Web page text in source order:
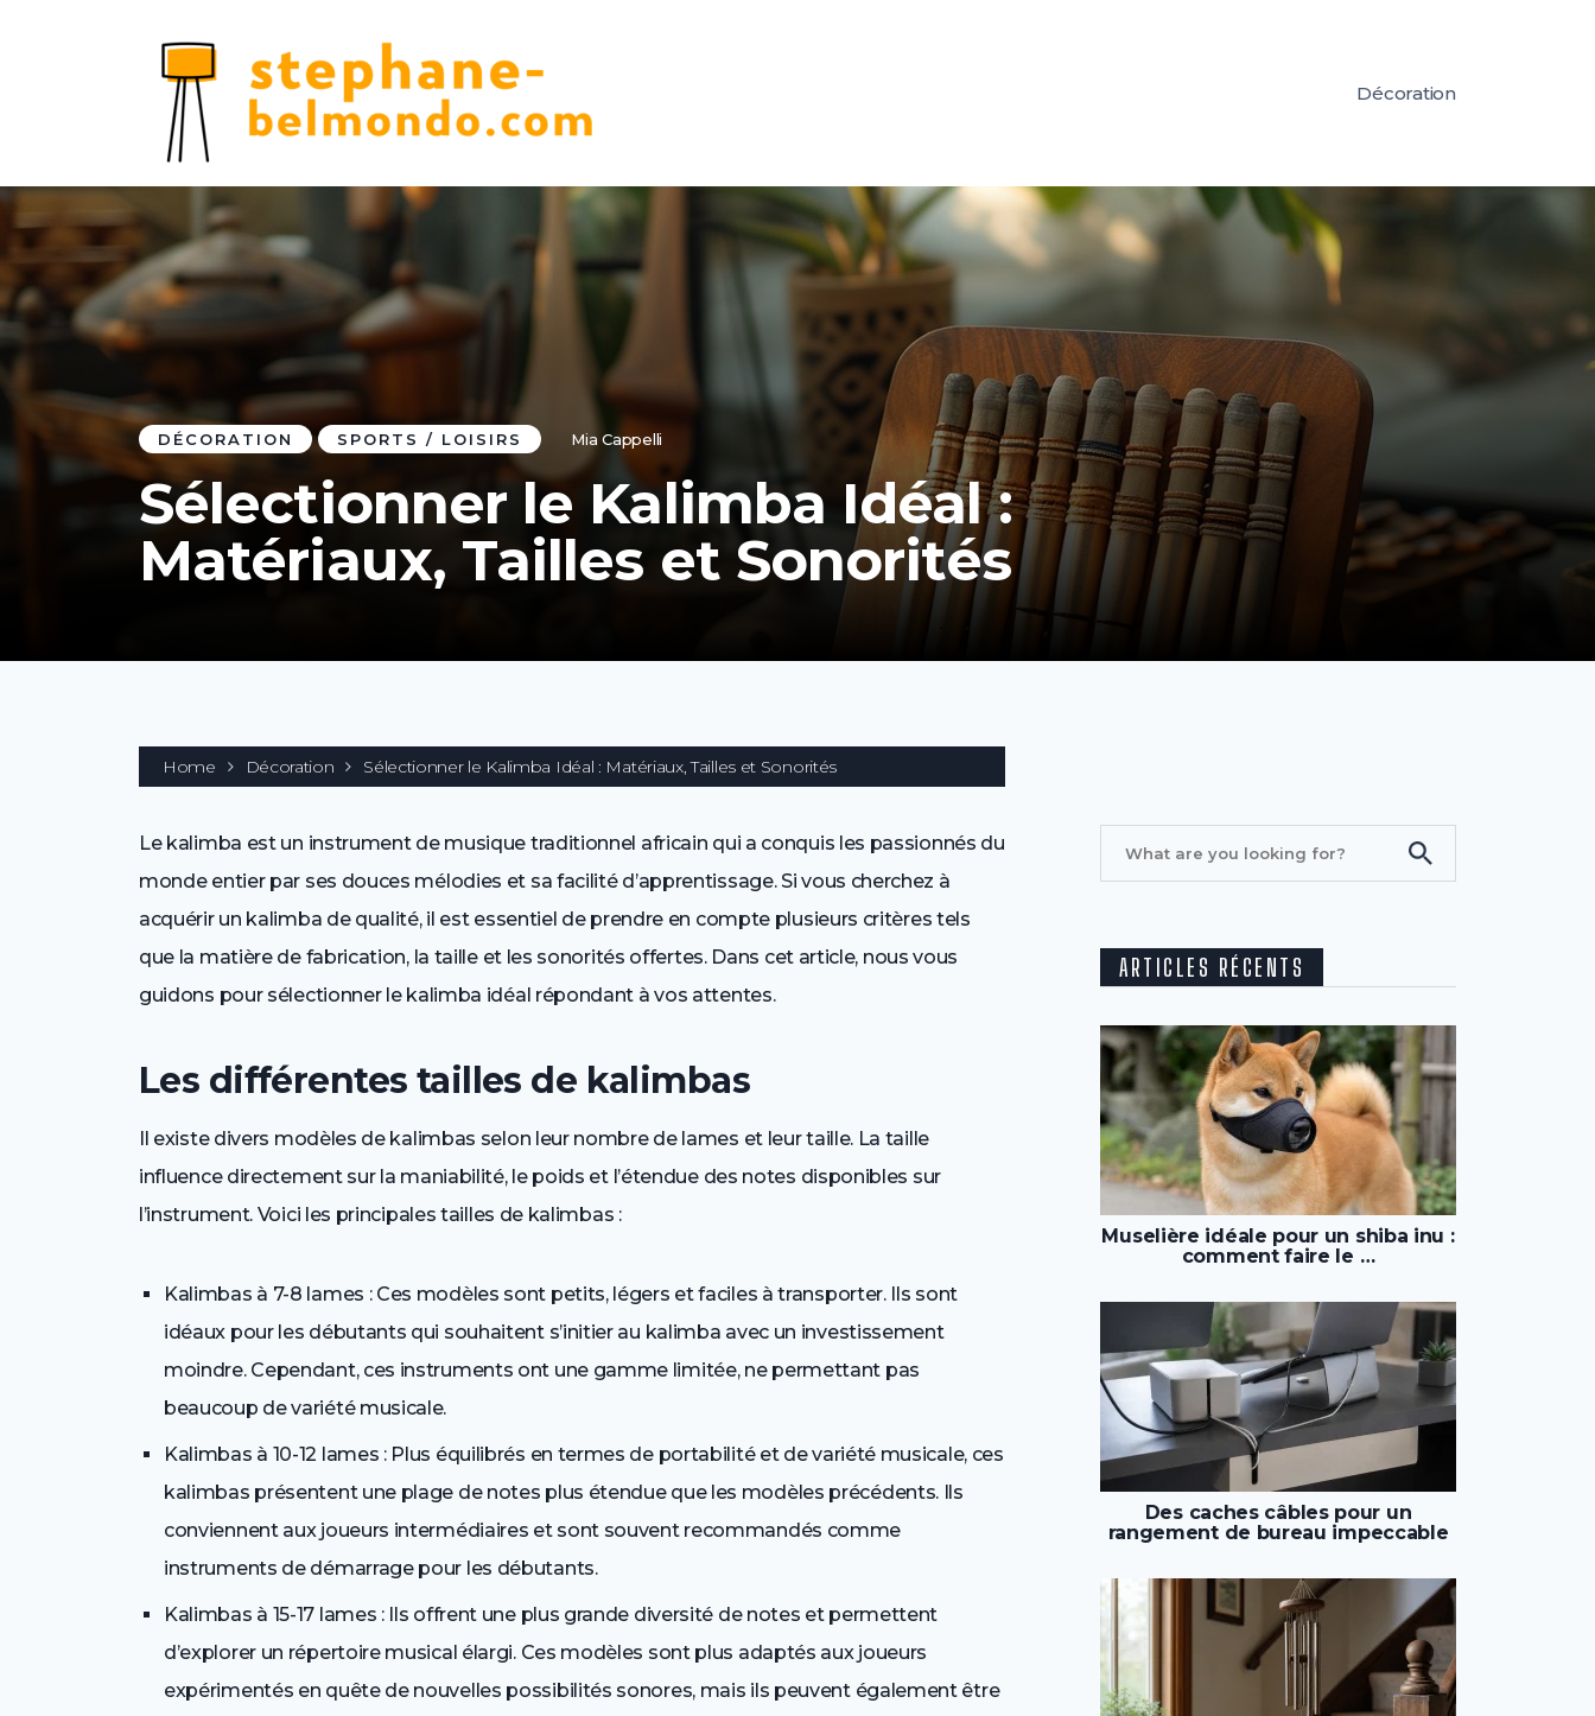
Décoration
DÉCORATION SPORTS / LOISIRS Mia Cappelli
Sélectionner le Kalimba Idéal :
Matériaux, Tailles et Sonorités
Home Décoration Sélectionner le Kalimba Idéal : Matériaux, Tailles et Sonorités
Le kalimba est un instrument de musique traditionnel africain qui a conquis les passionnés du
monde entier par ses douces mélodies et sa facilité d’apprentissage. Si vous cherchez à
acquérir un kalimba de qualité, il est essentiel de prendre en compte plusieurs critères tels
que la matière de fabrication, la taille et les sonorités offertes. Dans cet article, nous vous
guidons pour sélectionner le kalimba idéal répondant à vos attentes.
Les différentes tailles de kalimbas
Il existe divers modèles de kalimbas selon leur nombre de lames et leur taille. La taille
influence directement sur la maniabilité, le poids et l’étendue des notes disponibles sur
l’instrument. Voici les principales tailles de kalimbas :
Kalimbas à 7-8 lames : Ces modèles sont petits, légers et faciles à transporter. Ils sont
idéaux pour les débutants qui souhaitent s’initier au kalimba avec un investissement
moindre. Cependant, ces instruments ont une gamme limitée, ne permettant pas
beaucoup de variété musicale.
Kalimbas à 10-12 lames : Plus équilibrés en termes de portabilité et de variété musicale, ces
kalimbas présentent une plage de notes plus étendue que les modèles précédents. Ils
conviennent aux joueurs intermédiaires et sont souvent recommandés comme
instruments de démarrage pour les débutants.
Kalimbas à 15-17 lames : Ils offrent une plus grande diversité de notes et permettent
d’explorer un répertoire musical élargi. Ces modèles sont plus adaptés aux joueurs
expérimentés en quête de nouvelles possibilités sonores, mais ils peuvent également être
ARTICLES RÉCENTS
Muselière idéale pour un shiba inu :
comment faire le …
Des caches câbles pour un
rangement de bureau impeccable